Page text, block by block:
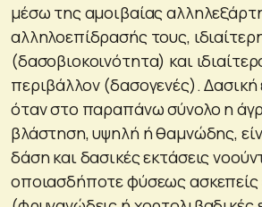
μέσω της αμοιβαίας
αλληλοεπίδρασής τους,
(δασοβιοκοινότητα) και
περιβάλλον (δασογενές). Δασική
όταν στο παραπάνω σύνολο η
βλάστηση, υψηλή ή θαμνώδης,
δάση και δασικές εκτάσεις
οποιασδήποτε φύσεως ασκεπείς